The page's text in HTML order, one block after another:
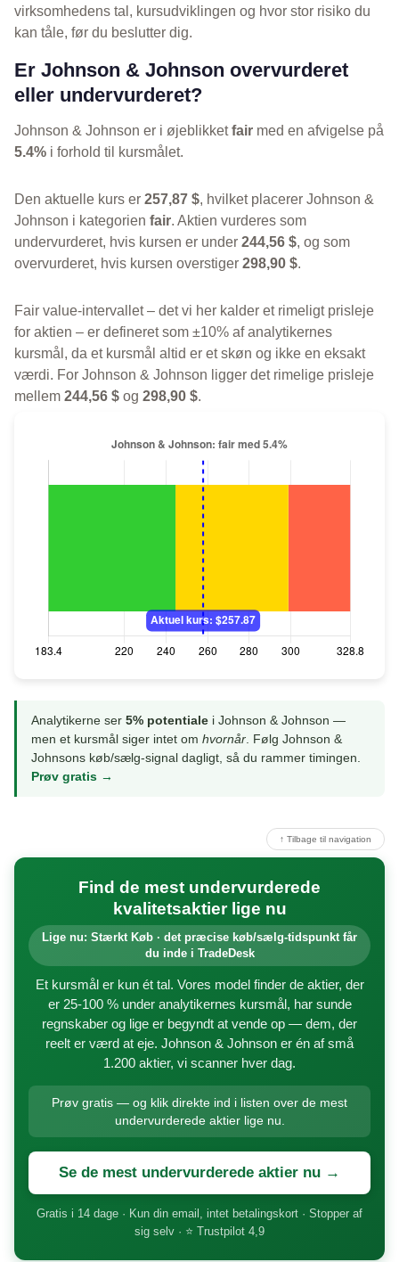
virksomhedens tal, kursudviklingen og hvor stor risiko du
kan tåle, før du beslutter dig.
Er Johnson & Johnson overvurderet
eller undervurderet?
Johnson & Johnson er i øjeblikketfair med en afvigelse på
5.4% i forhold til kursmålet.
Den aktuelle kurs er 257,87 $, hvilket placerer Johnson &
Johnson i kategorien fair. Aktien vurderes som
undervurderet, hvis kursen er under 244,56 $, og som
overvurderet, hvis kursen overstiger 298,90 $.
Fair value-intervallet – det vi her kalder et rimeligt prisleje
for aktien – er defineret som ±10% af analytikernes
kursmål, da et kursmål altid er et skøn og ikke en eksakt
værdi. For Johnson & Johnson ligger det rimelige prisleje
mellem 244,56 $ og 298,90 $.
Analytikerne ser 5% potentiale i Johnson & Johnson —
men et kursmål siger intet om hvornår. Følg Johnson &
Johnsons køb/sælg-signal dagligt, så du rammer timingen.
Prøv gratis →
↑ Tilbage til navigation
Find de mest undervurderede
kvalitetsaktier lige nu
Lige nu: Stærkt Køb · det præcise køb/sælg-tidspunkt får
du inde i TradeDesk
Et kursmål er kun ét tal. Vores model finder de aktier, der
er 25-100 % under analytikernes kursmål, har sunde
regnskaber og lige er begyndt at vende op — dem, der
reelt er værd at eje. Johnson & Johnson er én af små
1.200 aktier, vi scanner hver dag.
Prøv gratis — og klik direkte ind i listen over de mest
undervurderede aktier lige nu.
Se de mest undervurderede aktier nu →
Gratis i 14 dage · Kun din email, intet betalingskort · Stopper af
sig selv · ⭐ Trustpilot 4,9